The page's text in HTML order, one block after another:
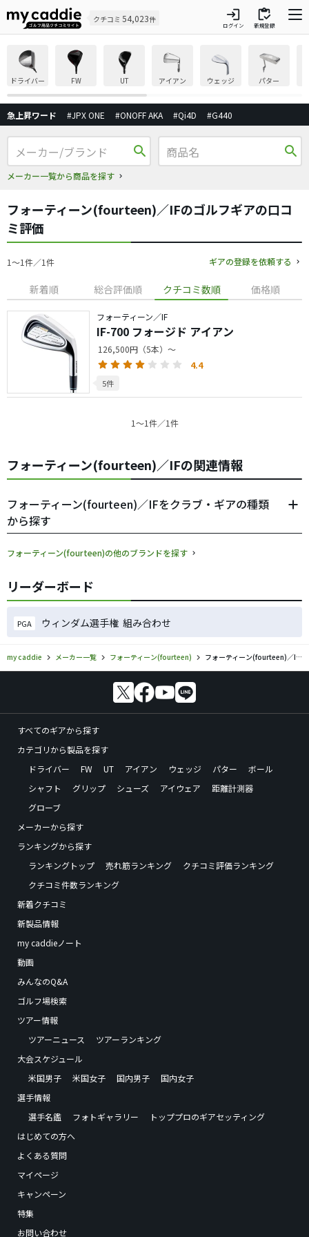
クチコミ 54,023件 login
ログイン
inventory
新規登録
ドライバー FW UT アイアン ウェッジ パター
急上昇ワード #JPX ONE #ONOFF AKA #Qi4D #G440
search
メーカー一覧から商品を探す
search
フォーティーン(fourteen)／IFのゴルフギアの口コ
ミ評価
1〜1件／1件 ギアの登録を依頼する
新着順 総合評価順 クチコミ数順 価格順
フォーティーン／IF
IF-700 フォージド アイアン
126,500円（5本）～
4.4
5件
1〜1件／1件
フォーティーン(fourteen)／IFの関連情報
フォーティーン(fourteen)／IFをクラブ・ギアの種類
から探す
フォーティーン(fourteen)の他のブランドを探す
リーダーボード
PGA ウィンダム選手権 組み合わせ
my caddie メーカー一覧 フォーティーン(fourteen) フォーティーン(fourteen)／IFのゴルフギアの口コミ評価
すべてのギアから探す
カテゴリから製品を探す
ドライバー
FW UT アイアン ウェッジ パター
ボール
シャフト
グリップ シューズ アイウェア
距離計測器
グローブ
メーカーから探す
ランキングから探す
ランキングトップ
売れ筋ランキング
クチコミ評価ランキング
クチコミ件数ランキング
新着クチコミ
新製品情報
my caddieノート
動画
みんなのQ&A
ゴルフ場検索
ツアー情報
ツアーニュース
ツアーランキング
大会スケジュール
米国男子
米国女子 国内男子
国内女子
選手情報
選手名鑑
フォトギャラリー
トッププロのギアセッティング
はじめての方へ
よくある質問
マイページ
キャンペーン
特集
お問い合わせ